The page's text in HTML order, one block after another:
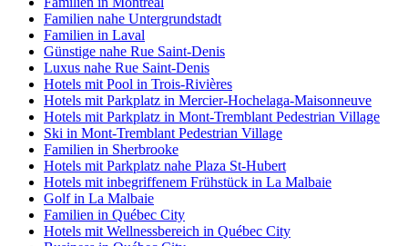
Familien nahe Untergrundstadt
Familien in Laval
Günstige nahe Rue Saint-Denis
Luxus nahe Rue Saint-Denis
Hotels mit Pool in Trois-Rivières
Hotels mit Parkplatz in Mercier-Hochelaga-Maisonneuve
Hotels mit Parkplatz in Mont-Tremblant Pedestrian Village
Ski in Mont-Tremblant Pedestrian Village
Familien in Sherbrooke
Hotels mit Parkplatz nahe Plaza St-Hubert
Hotels mit inbegriffenem Frühstück in La Malbaie
Golf in La Malbaie
Familien in Québec City
Hotels mit Wellnessbereich in Québec City